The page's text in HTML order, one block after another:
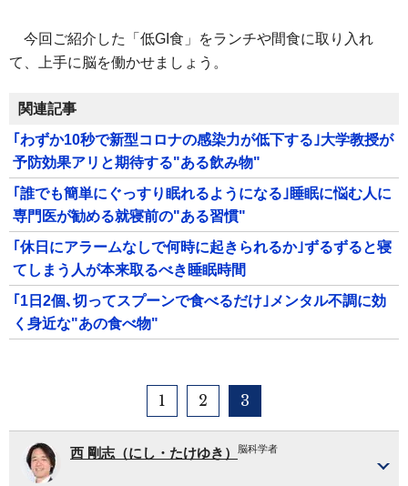
今回ご紹介した「低GI食」をランチや間食に取り入れ
て、上手に脳を働かせましょう。
関連記事
｢わずか10秒で新型コロナの感染力が低下する｣大学教授が
予防効果アリと期待する"ある飲み物"
｢誰でも簡単にぐっすり眠れるようになる｣睡眠に悩む人に
専門医が勧める就寝前の"ある習慣"
｢休日にアラームなしで何時に起きられるか｣ずるずると寝
てしまう人が本来取るべき睡眠時間
｢1日2個､切ってスプーンで食べるだけ｣メンタル不調に効
く身近な"あの食べ物"
1 2 3
西 剛志（にし・たけゆき） 脳科学者